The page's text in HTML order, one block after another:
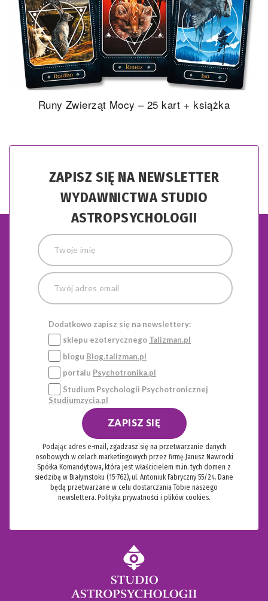
Runy Zwierząt Mocy – 25 kart + książka
ZAPISZ SIĘ NA NEWSLETTER
WYDAWNICTWA STUDIO
ASTROPSYCHOLOGII
Dodatkowo zapisz się na newslettery:
sklepu ezoterycznego Talizman.pl
blogu Blog.talizman.pl
portalu Psychotronika.pl
Studium Psychologii Psychotronicznej
Studiumzycia.pl
ZAPISZ SIĘ
Podając adres e-mail, zgadzasz się na przetwarzanie danych
osobowych w celach marketingowych przez firmę Janusz Nawrocki
Spółka Komandytowa, która jest właścicielem m.in. tych domen z
siedzibą w Białymstoku (15-762), ul. Antoniuk Fabryczny 55/24. Dane
będą przetwarzane w celu dostarczania Tobie naszego
newslettera. Polityka prywatności i plików cookies.